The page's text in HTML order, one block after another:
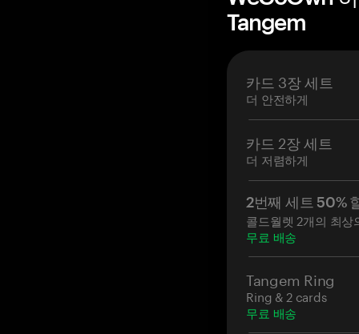
Tangem
카드 3장 세트
더 안전하게
카드 2장 세트
더 저렴하게
2번째 세트 50%
콜드월렛 2개의 최상
무료 배송
Tangem Ring
Ring & 2 cards
무료 배송